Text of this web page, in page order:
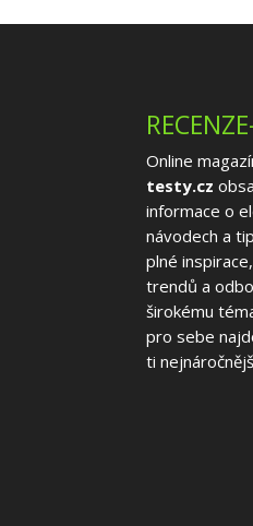
Online
testy.cz
informace o
návodech a
plné
trendů a
širokému
pro sebe
ti